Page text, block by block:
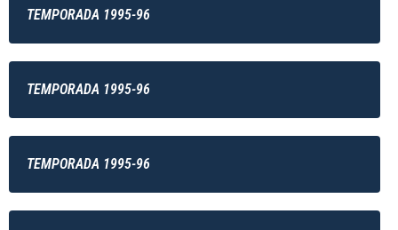
TEMPORADA 1995-96
TEMPORADA 1995-96
TEMPORADA 1995-96